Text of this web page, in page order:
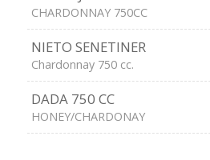
CHARDONNAY 750CC
NIETO SENETINER
Chardonnay 750 cc.
DADA 750 CC
HONEY/CHARDONAY